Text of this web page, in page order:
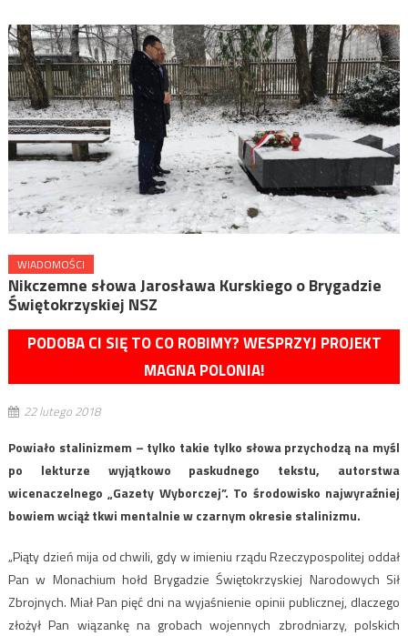
WIADOMOŚCI
Nikczemne słowa Jarosława Kurskiego o Brygadzie
Świętokrzyskiej NSZ
PODOBA CI SIĘ TO CO ROBIMY? WESPRZYJ PROJEKT
MAGNA POLONIA!
22 lutego 2018
Powiało stalinizmem – tylko takie tylko słowa przychodzą na myśl
po lekturze wyjątkowo paskudnego tekstu, autorstwa
wicenaczelnego „Gazety Wyborczej”. To środowisko najwyraźniej
bowiem wciąż tkwi mentalnie w czarnym okresie stalinizmu.
„Piąty dzień mija od chwili, gdy w imieniu rządu Rzeczypospolitej oddał
Pan w Monachium hołd Brygadzie Świętokrzyskiej Narodowych Sił
Zbrojnych. Miał Pan pięć dni na wyjaśnienie opinii publicznej, dlaczego
złożył Pan wiązankę na grobach wojennych zbrodniarzy, polskich